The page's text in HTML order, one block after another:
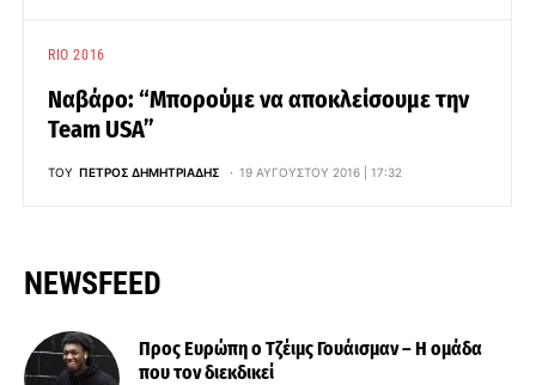
RIO 2016
Ναβάρο: “Μπορούμε να αποκλείσουμε την
Team USA”
ΤΟΥ ΠΈΤΡΟΣ ΔΗΜΗΤΡΙΆΔΗΣ 19 ΑΥΓΟΎΣΤΟΥ 2016 | 17:32
NEWSFEED
Προς Ευρώπη ο Τζέιμς Γουάισμαν – Η ομάδα
που τον διεκδικεί